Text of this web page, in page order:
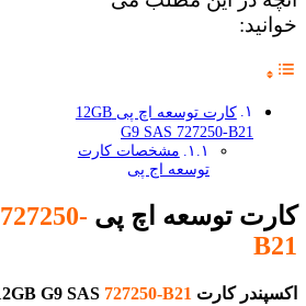
خوانید:
کارت توسعه اچ پی 12GB
G9 SAS 727250-B21
مشخصات کارت
توسعه اج پی
کارت توسعه اچ پی 12GB G9 SAS 727250-
B21
اکسپندر کارت HP 12GB G9 SAS 727250-B21